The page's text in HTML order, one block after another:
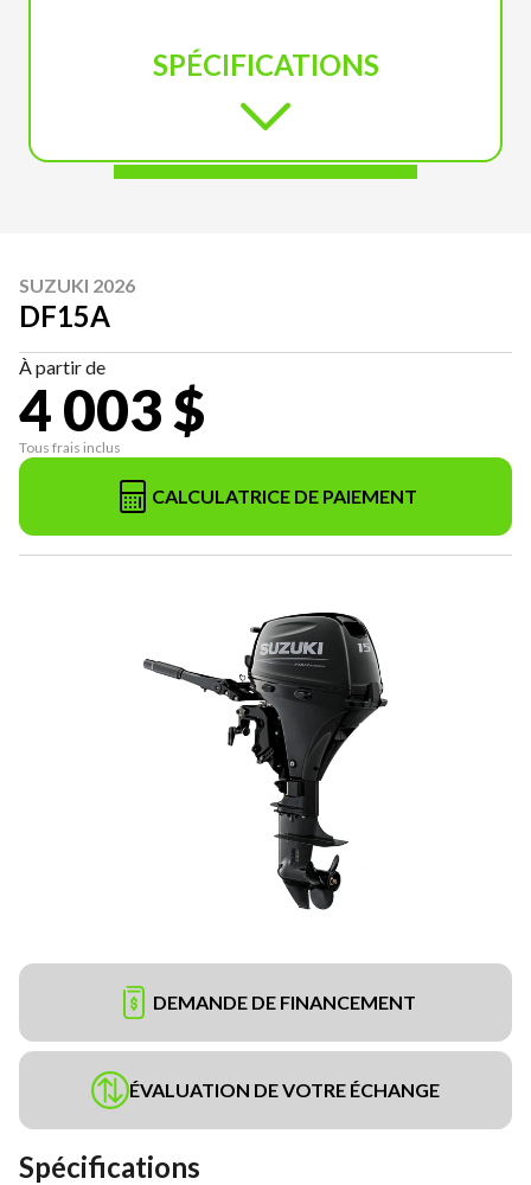
SPÉCIFICATIONS
SUZUKI 2026
DF15A
À partir de
4 003 $
Tous frais inclus
CALCULATRICE DE PAIEMENT
DEMANDE DE FINANCEMENT
ÉVALUATION DE VOTRE ÉCHANGE
Spécifications